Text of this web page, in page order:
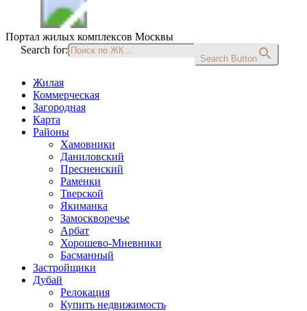
Портал жилых комплексов Москвы
Search for:
Search Button
Жилая
Коммерческая
Загородная
Карта
Районы
Хамовники
Даниловский
Пресненский
Раменки
Тверской
Якиманка
Замоскворечье
Арбат
Хорошево-Мневники
Басманный
Застройщики
Дубай
Релокация
Купить недвижимость